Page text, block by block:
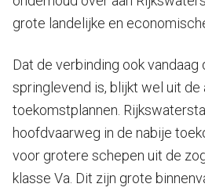
grote landelijke en
Dat de verbinding ook vandaag
springlevend is, blijkt wel uit de
toekomstplannen.
hoofdvaarweg in de nabije
voor grotere schepen uit de
klasse Va. Dit zijn grote